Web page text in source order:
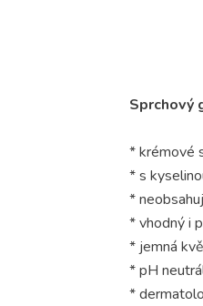
Sprchový
* krémové
* s
*
* vhodný i
* jemná
* pH
*